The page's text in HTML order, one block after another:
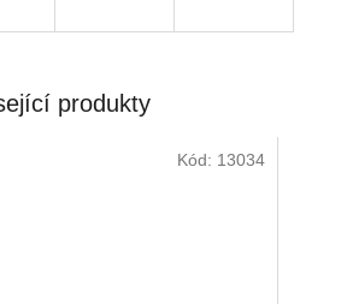
produkty
Kód: 13034